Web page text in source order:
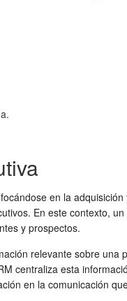
en la
En este contexto,
y prospectos.
relevante sobre
centraliza esta
en la comunicación